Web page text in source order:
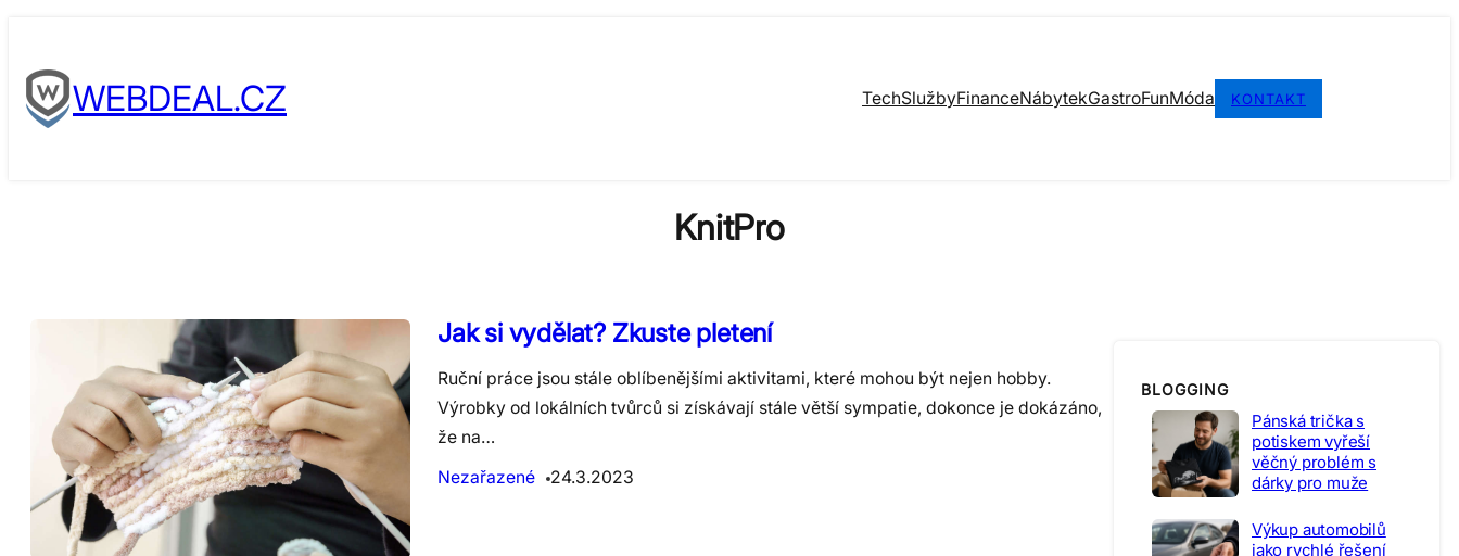
contentWEBDEAL.CZ TechSlužbyFinanceNábytekGastroFunMóda KONTAKT
KnitPro
Jak si vydělat? Zkuste pletení
Ruční práce jsou stále oblíbenějšími aktivitami, které mohou být nejen hobby.
Výrobky od lokálních tvůrců si získávají stále větší sympatie, dokonce je dokázáno,
že na…
Nezařazené
24.3.2023
BLOGGING
Pánská trička s
potiskem vyřeší
věčný problém s
dárky pro muže
Výkup automobilů
jako rychlé řešení